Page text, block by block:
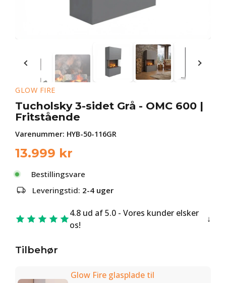
GLOW FIRE
Tucholsky 3-sidet Grå - OMC 600 |
Fritstående
Varenummer: HYB-50-116GR
13.999 kr
Bestillingsvare
Leveringstid: 2-4 uger
4.8 ud af 5.0 - Vores kunder elsker
os!
Tilbehør
Glow Fire glasplade til